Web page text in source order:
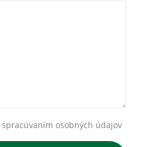
spracúvaním osobných údajov